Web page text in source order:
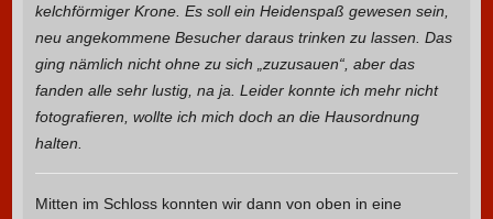
kelchförmiger Krone. Es soll ein Heidenspaß gewesen sein,
neu angekommene Besucher daraus trinken zu lassen. Das
ging nämlich nicht ohne zu sich „zuzusauen“, aber das
fanden alle sehr lustig, na ja. Leider konnte ich mehr nicht
fotografieren, wollte ich mich doch an die Hausordnung
halten.
Mitten im Schloss konnten wir dann von oben in eine